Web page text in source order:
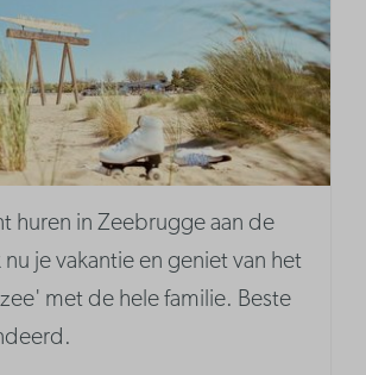
huren in Zeebrugge aan de
nu je vakantie en geniet van het
met de hele familie. Beste